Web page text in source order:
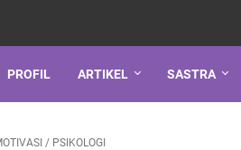
PROFIL ARTIKEL SASTRA
/ PSIKOLOGI